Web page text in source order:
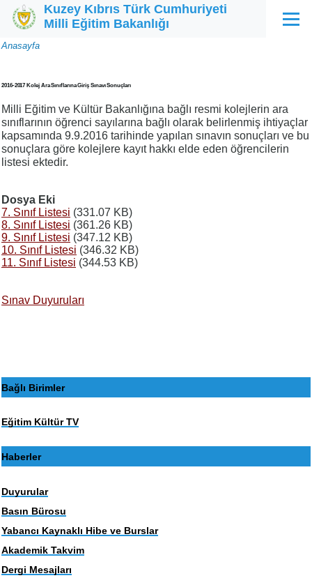
Ana içeriğe atla
Kuzey Kıbrıs Türk Cumhuriyeti
Milli Eğitim Bakanlığı
Menü
Sayfa
Anasayfa
2016-2017 Kolej Ara Sınıflarına Giriş Sınavı Sonuçları
Milli Eğitim ve Kültür Bakanlığına bağlı resmi kolejlerin ara
sınıflarının öğrenci sayılarına bağlı olarak belirlenmiş ihtiyaçlar
kapsamında 9.9.2016 tarihinde yapılan sınavın sonuçları ve bu
sonuçlara göre kolejlere kayıt hakkı elde eden öğrencilerin
listesi ektedir.
Dosya Eki
7. Sınıf Listesi (331.07 KB)
8. Sınıf Listesi (361.26 KB)
9. Sınıf Listesi (347.12 KB)
10. Sınıf Listesi (346.32 KB)
11. Sınıf Listesi (344.53 KB)
Sınav Duyuruları
Bağlı Birimler
Eğitim Kültür TV
Haberler
Duyurular
Basın Bürosu
Yabancı Kaynaklı Hibe ve Burslar
Akademik Takvim
Dergi Mesajları